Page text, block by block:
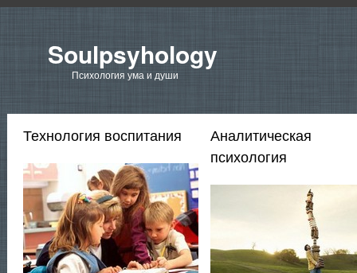
Soulpsyhology
Психология ума и души
Технология воспитания
Аналитическая
психология